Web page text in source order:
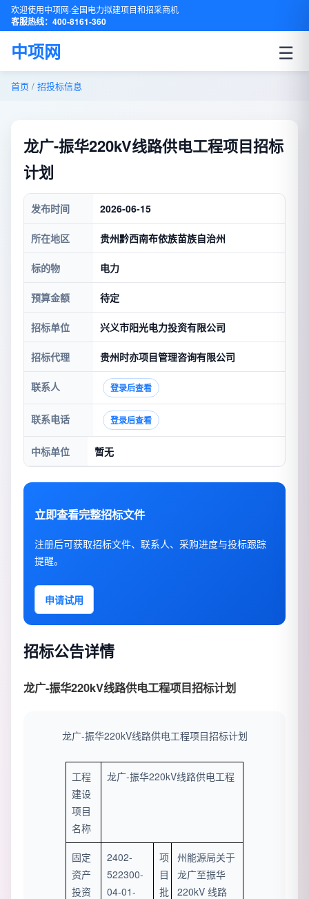
欢迎使用中项网·全国电力拟建项目和招采商机
客服热线：400-8161-360
中项网 ☰
首页 / 招投标信息
龙广-振华220kV线路供电工程项目招标
计划
发布时间 2026-06-15
所在地区 贵州黔西南布依族苗族自治州
标的物 电力
预算金额 待定
招标单位 兴义市阳光电力投资有限公司
招标代理 贵州时亦项目管理咨询有限公司
联系人 登录后查看
联系电话 登录后查看
中标单位 暂无
立即查看完整招标文件
注册后可获取招标文件、联系人、采购进度与投标跟踪
提醒。
申请试用
招标公告详情
龙广-振华220kV线路供电工程项目招标计划
龙广-振华220kV线路供电工程项目招标计划
工程
建设
项目
名称
龙广-振华220kV线路供电工程
固定
资产
投资
2402-
522300-
04-01-
项
目
批
州能源局关于
龙广至振华
220kV 线路